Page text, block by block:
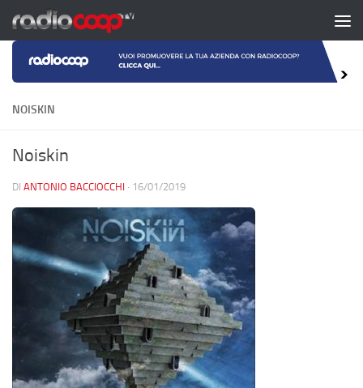
Salta al contenuto
NOISKIN
Noiskin
DI ANTONIO BACCIOCCHI · 16/01/2019